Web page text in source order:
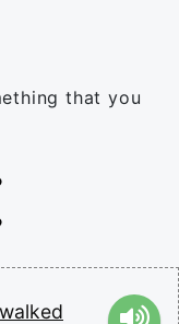
that you
walked